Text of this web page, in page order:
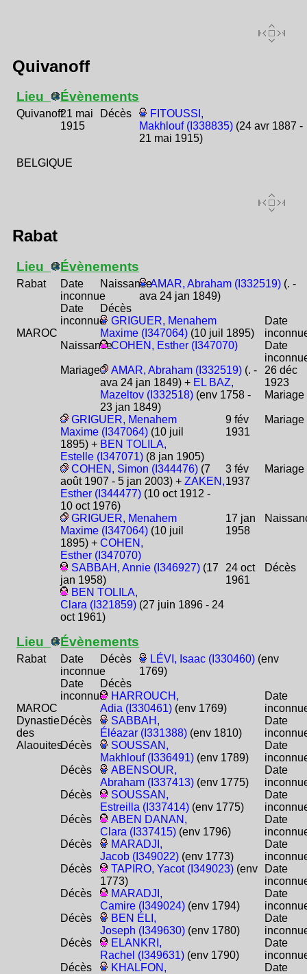
Quivanoff
Lieu
Quivanoff
BELGIQUE
Évènements
21 mai
1915
Décès
FITOUSSI,
Makhlouf (I338835) (24 avr 1887 -
21 mai 1915)
Rabat
Lieu
Rabat
MAROC
Évènements
Date
inconnue
NaissanceAMAR, Abraham (I332519) (. -
ava 24 jan 1849)
Date
inconnue
Décès
GRIGUER, Menahem
Maxime (I347064)(10 juil 1895)
Date
NaissanceCOHEN, Esther (I347070)
Date
Mariage
AMAR, Abraham (I332519)(. -
ava 24 jan 1849) + EL BAZ,
Mazeltov (I332518)(env 1758 -
23 jan 1849)
26 déc
1923
Mariage
GRIGUER, Menahem
Maxime (I347064) (10 juil
1895) + BEN TOLILA,
Estelle (I347071) (8 jan 1905)
9 fév
1931
Mariage
COHEN, Simon (I344476) (7
août 1907 - 5 jan 2003) +ZAKEN,
Esther (I344477) (10 oct 1912 -
10 oct 1976)
3 fév
1937
Mariage
GRIGUER, Menahem
Maxime (I347064) (10 juil
1895) +COHEN,
Esther (I347070)
17 jan
1958
SABBAH, Annie (I346927) (17
jan 1958)
24 oct
1961
Décès
BEN TOLILA,
Clara (I321859) (27 juin 1896 - 24
oct 1961)
Lieu
Rabat
MAROC
Dynastie
des
Alaouites
Évènements
Date
inconnue
Décès LÉVI, Isaac (I330460) (env
1769)
Date
inconnue
Décès
HARROUCH,
Adia (I330461)(env 1769)
Date
Décès
SABBAH,
Éléazar (I331388)(env 1810)
Date
Décès
SOUSSAN,
Makhlouf (I336491)(env 1789)
Date
Décès
ABENSOUR,
Abraham (I337413)(env 1775)
Date
Décès
SOUSSAN,
Estreilla (I337414)(env 1775)
Date
Décès
ABEN DANAN,
Clara (I337415)(env 1796)
Date
Décès
MARADJI,
Jacob (I349022)(env 1773)
Date
Décès
TAPIRO, Yacot (I349023)(env
1773)
Date
Décès
MARADJI,
Camire (I349024)(env 1794)
Date
Décès
BEN ÉLI,
Joseph (I349630)(env 1780)
Date
Décès
ELANKRI,
Rachel (I349631)(env 1790)
Date
Décès
KHALFON, Date